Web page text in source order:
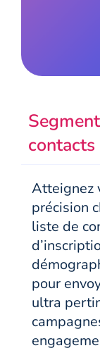
contacts
Atteignez
précision
liste de
pour
ultra